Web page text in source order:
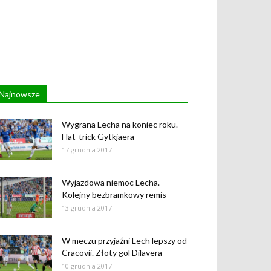
Wygrana Lecha na koniec roku.
Hat-trick Gytkjaera
17 grudnia 2017
Wyjazdowa niemoc Lecha.
Kolejny bezbramkowy remis
13 grudnia 2017
W meczu przyjaźni Lech lepszy od
Cracovii. Złoty gol Dilavera
10 grudnia 2017